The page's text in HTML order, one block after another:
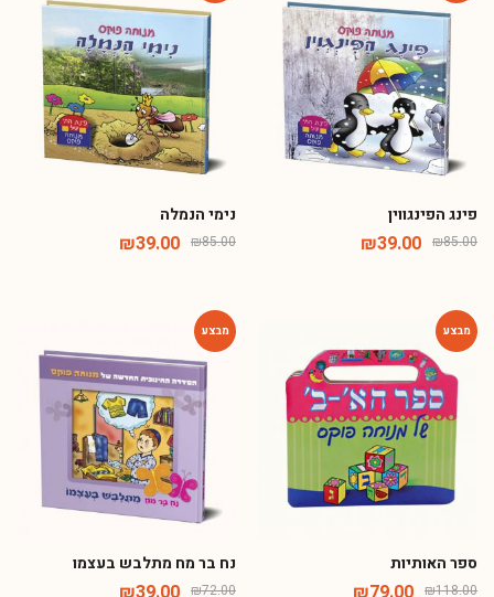
פינג הפינגווין
₪85.00
₪39.00
נימי הנמלה
₪85.00
₪39.00
ספר האותיות נח בר מח מתלבש בעצמו